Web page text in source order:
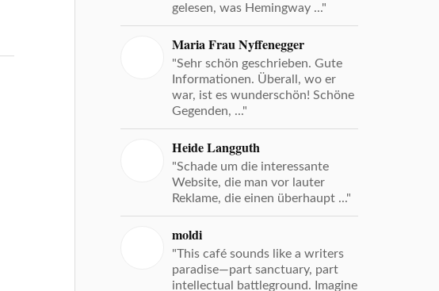
gelesen, was Hemingway ..."
Maria Frau Nyffenegger
"Sehr schön geschrieben. Gute
Informationen. Überall, wo er
war, ist es wunderschön! Schöne
Gegenden, ..."
Heide Langguth
"Schade um die interessante
Website, die man vor lauter
Reklame, die einen überhaupt ..."
moldi
"This café sounds like a writers
paradise—part sanctuary, part
intellectual battleground. Imagine